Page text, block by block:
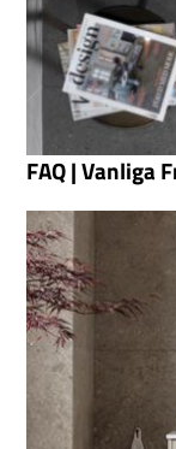
FAQ | Vanliga